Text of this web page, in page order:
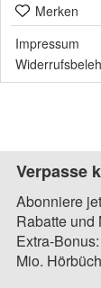
Merken
Impressum
Verpasse
Abonniere
Rabatte und
Extra-
Mio.